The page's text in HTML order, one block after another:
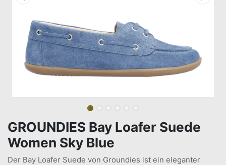
GROUNDIES Bay Loafer Suede
Women Sky Blue
Der Bay Loafer Suede von Groundies ist ein eleganter